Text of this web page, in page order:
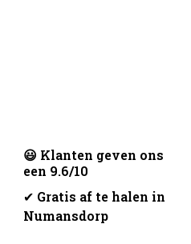
😃 Klanten geven ons
een 9.6/10
✔ Gratis af te halen in
Numansdorp